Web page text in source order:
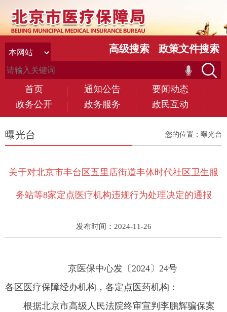
首页 通知公告
要闻动态
政务公开
政务服务 政民互动
高级搜索 政策文件搜索
曝光台 您的位置： 曝光台
关于对北京市丰台区五里店街道丰体时代社区卫生服
务站等8家定点医疗机构违规行为处理决定的通报
发布时间：2024-11-26
京医保中心发〔2024〕24号
各区医疗保障经办机构，各定点医药机构：
根据北京市高级人民法院终审宣判李鹏辉骗保案